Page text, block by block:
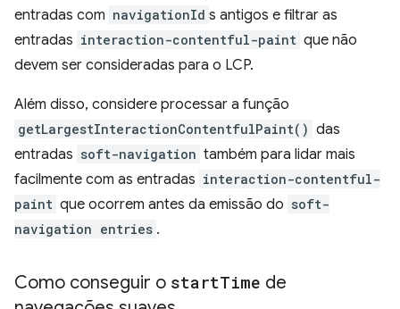
entradas com navigationId s antigos e filtrar as
entradas interaction-contentful-paint que não
devem ser consideradas para o LCP.
Além disso, considere processar a função
getLargestInteractionContentfulPaint() das
entradas soft-navigation também para lidar mais
facilmente com as entradas interaction-contentful-
paint que ocorrem antes da emissão do soft-
navigation entries .
Como conseguir o startTime de